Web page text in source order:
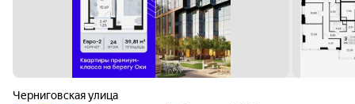
Черниговская улица